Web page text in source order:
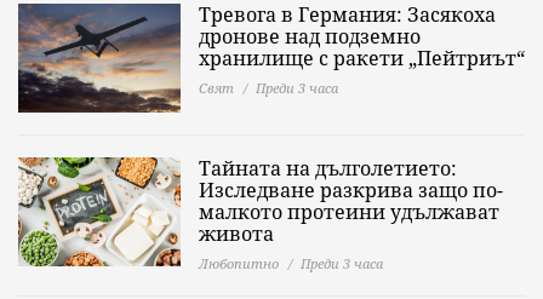
Тревога в Германия: Засякоха
дронове над подземно
хранилище с ракети „Пейтриът“
Свят Преди 3 часа
Тайната на дълголетието:
Изследване разкрива защо по-
малкото протеини удължават
живота
Любопитно Преди 3 часа